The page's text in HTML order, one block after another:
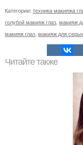
Категории: техника макияжа
голубой макияж глаз макияж
макияж глаз макияж для
Читайте также